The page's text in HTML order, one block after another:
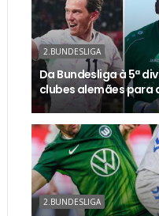
2.BUNDESLIGA
Da Bundesliga à 5ª
clubes alemães para
2.BUNDESLIGA